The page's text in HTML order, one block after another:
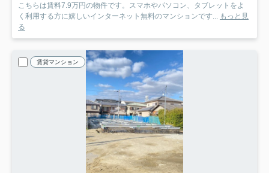
こちらは賃料7.9万円の物件です。スマホやパソコン、タブレットをよ
く利用する方に嬉しいインターネット無料のマンションです...
もっと見
る
賃貸マンション